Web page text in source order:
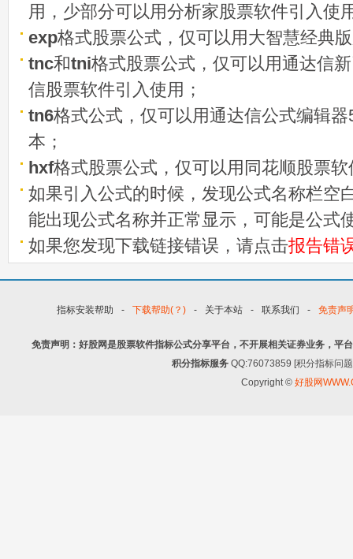
用，少部分可以用分析家股票软件引入使
exp格式股票公式，仅可以用大智慧经典
tnc和tni格式股票公式，仅可以用通达信
信股票软件引入使用；
tn6格式公式，仅可以用通达信公式编辑
本；
hxf格式股票公式，仅可以用同花顺股票
如果引入公式的时候，发现公式名称栏空
能出现公式名称并正常显示，可能是公式
如果您发现下载链接错误，请点击报告错
指标安装帮助 - 下载帮助(？) - 关于本站 - 联系我们 - 免责声
免责声明：好股网是股票软件指标公式分享平台，不开展相关证券业务，平
积分指标服务 QQ:76073859 [积分指标问
Copyright © 好股网